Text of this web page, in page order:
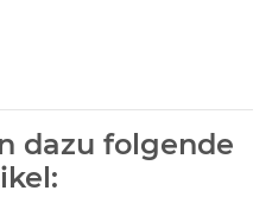
dazu folgende